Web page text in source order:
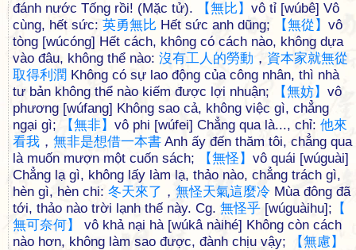
đánh nước Tống rồi! (Mặc tử).
【無比 】 vô tỉ [wúbê] Vô
cùng, hết sức: 英勇無比 Hết sức anh dũng; 【無從 】 vô
tòng [wúcóng] Hết cách, không có cách nào, không dựa
vào đâu, không thể nào: 沒有工人 的勞動 ， 資本家就無從
取得利 潤 Không có sự lao động của công nhân, thì nhà
tư bản không thể nào kiếm được lợi nhuận;
【無妨】 vô
phương [wúfang] Không sao cả, không việc gì, chẳng
ngại gì;
【無非】 vô phi [wúfei] Chẳng qua là..., chỉ: 他來
看我 ， 無非是想借一本書 Anh ấy đến thăm tôi, chẳng qua
là muốn mượn một cuốn sách;
【無怪 】 vô quái [wúguài]
Chẳng lạ gì, không lấy làm lạ, thảo nào, chẳng trách gì,
hèn gì, hèn chi: 冬天來了 ， 無怪天氣這麼冷 Mùa đông đã
tới, thảo nào trời lạnh thế này. Cg. 無怪乎 [wúguàihu]; 【
無可奈何】
vô khả nại hà [wúkâ nàihé] Không còn cách
nào hơn, không làm sao được, đành chịu vậy;
【無慮 】